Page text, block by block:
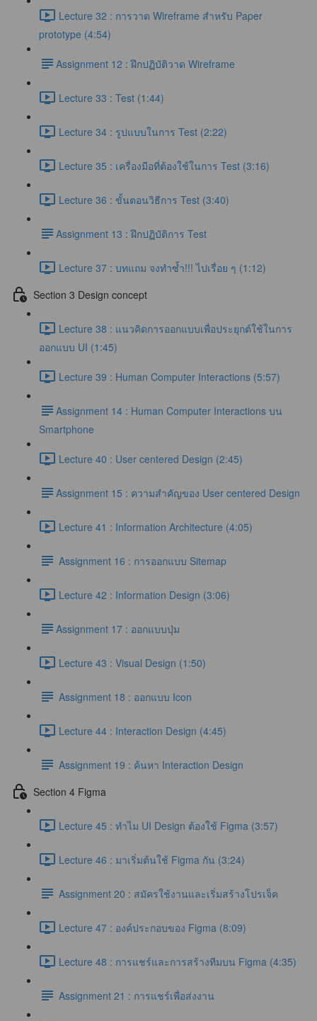
Lecture 32 : การวาด Wireframe สำหรับ Paper
prototype (4:54)
​Assignment 12 : ฝึกปฏิบัติวาด Wireframe
Lecture 33 : Test (1:44)
Lecture 34 : รูปแบบในการ Test (2:22)
Lecture 35 : เครื่องมือที่ต้องใช้ในการ Test (3:16)
Lecture 36 : ขั้นตอนวิธีการ Test (3:40)
​Assignment 13 : ฝึกปฏิบัติการ Test
Lecture 37 : บทแถม จงทำซ้ำ!!! ไปเรื่อย ๆ (1:12)
Section 3 Design concept
Lecture 38 : แนวคิดการออกแบบเพื่อประยุกต์ใช้ในการ
ออกแบบ UI (1:45)
Lecture 39 : Human Computer Interactions (5:57)
​Assignment 14 : Human Computer Interactions บน
Smartphone
Lecture 40 : User centered Design (2:45)
​Assignment 15 : ความสำคัญของ User centered Design
Lecture 41 : Information Architecture (4:05)
Assignment 16 : การออกแบบ Sitemap
Lecture 42 : Information Design (3:06)
​Assignment 17 : ออกแบบปุ่ม
Lecture 43 : Visual Design (1:50)
Assignment 18 : ออกแบบ Icon
Lecture 44 : Interaction Design (4:45)
Assignment 19 : ค้นหา Interaction Design
Section 4 Figma
Lecture 45 : ทำไม UI Design ต้องใช้ Figma (3:57)
Lecture 46 : มาเริ่มต้นใช้ Figma กัน (3:24)
Assignment 20 : สมัครใช้งานและเริ่มสร้างโปรเจ็ค
Lecture 47 : องค์ประกอบของ Figma (8:09)
Lecture 48 : การแชร์และการสร้างทีมบน Figma (4:35)
Assignment 21 : การแชร์เพื่อส่งงาน